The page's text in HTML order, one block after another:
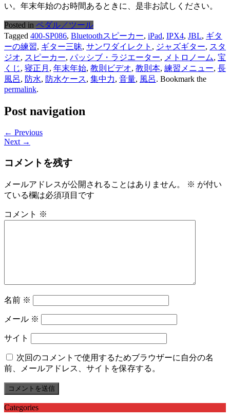
い。年末年始のお時間あるときに、是非お試しください。
Posted in ペダル／ツール
Tagged 400-SP086, Bluetoothスピーカー, iPad, IPX4, JBL, ギタ
ーの練習, ギター三昧, サンワダイレクト , ジャズギター, スタ
ジオ, スピーカー, パッシブ・ラジエーター, メトロノーム, 宝
くじ, 寝正月 , 年末年始, 教則ビデオ, 教則本, 練習メニュー, 長
風呂, 防水, 防水ケース, 集中力, 音量, 風呂. Bookmark the
permalink.
Post navigation
← Previous
Next →
コメントを残す
メールアドレスが公開されることはありません。 ※ が付い
ている欄は必須項目です
コメント ※
名前 ※
メール ※
サイト
次回のコメントで使用するためブラウザーに自分の名
前、メールアドレス、サイトを保存する。
Categories